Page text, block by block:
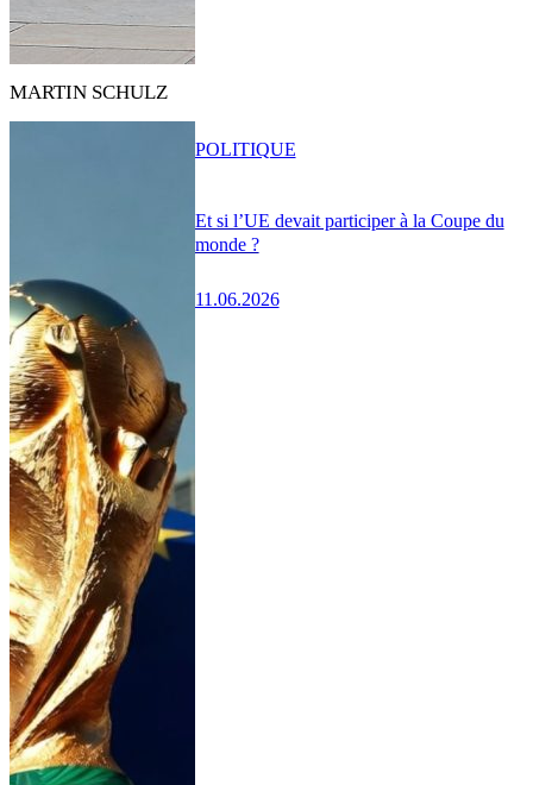
MARTIN SCHULZ
Et si l’UE devait participer à la Coupe du
monde ?
11.06.2026
POLITIQUE